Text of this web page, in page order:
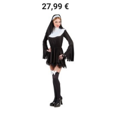
27,99 €